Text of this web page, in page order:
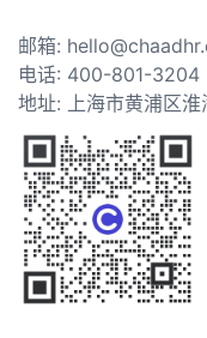
邮箱:
电话: 400-801-3204
地址: 上海市黄浦区